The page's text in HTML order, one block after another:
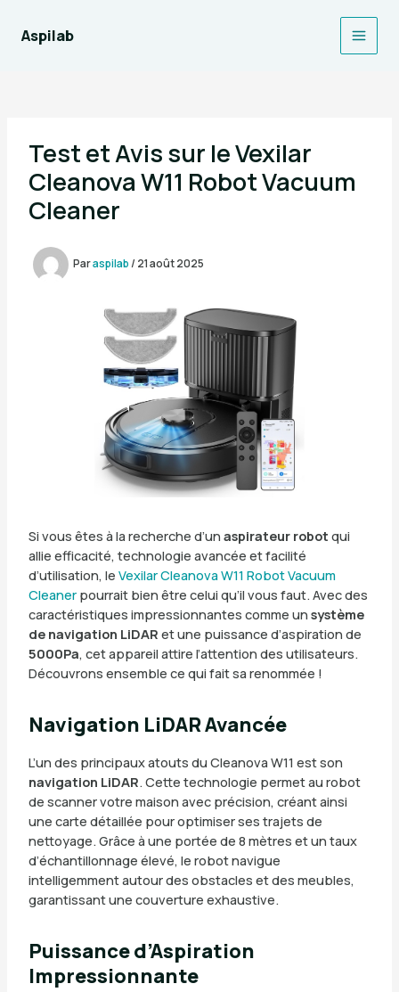
contenu
Aspilab
Main
Test et Avis sur le Vexilar
Cleanova W11 Robot Vacuum
Cleaner
Paraspilab/ 21 août 2025
Si vous êtes à la recherche d’un aspirateur robot qui
allie efficacité, technologie avancée et facilité
d’utilisation, le Vexilar Cleanova W11 Robot Vacuum
Cleanerpourrait bien être celui qu’il vous faut. Avec des
caractéristiques impressionnantes comme un système
de navigation LiDAR et une puissance d’aspiration de
5000Pa, cet appareil attire l’attention des utilisateurs.
Découvrons ensemble ce qui fait sa renommée !
Navigation LiDAR Avancée
L’un des principaux atouts du Cleanova W11 est son
navigation LiDAR. Cette technologie permet au robot
de scanner votre maison avec précision, créant ainsi
une carte détaillée pour optimiser ses trajets de
nettoyage. Grâce à une portée de 8 mètres et un taux
d’échantillonnage élevé, le robot navigue
intelligemment autour des obstacles et des meubles,
garantissant une couverture exhaustive.
Puissance d’Aspiration
Impressionnante